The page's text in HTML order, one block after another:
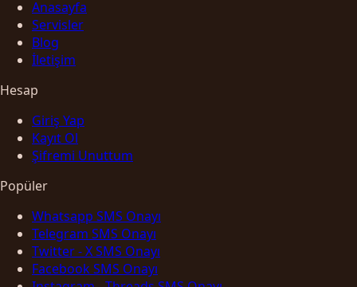
Anasayfa
Servisler
Blog
İletişim
Hesap
Giriş Yap
Kayıt Ol
Şifremi Unuttum
Popüler
Whatsapp SMS Onayı
Telegram SMS Onayı
Twitter - X SMS Onayı
Facebook SMS Onayı